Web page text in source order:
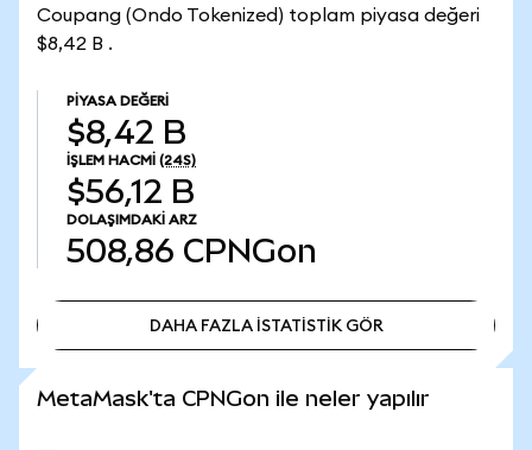
Coupang (Ondo Tokenized) toplam piyasa değeri
$8,42 B .
PIYASA DEĞERI
$8,42 B
İŞLEM HACMI (24S)
$56,12 B
DOLAŞIMDAKI ARZ
508,86 CPNGon
DAHA FAZLA İSTATİSTİK GÖR
MetaMask'ta CPNGon ile neler yapılır